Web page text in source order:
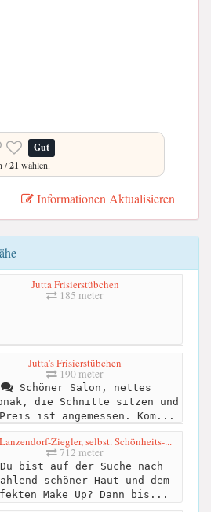
Gut
/21 wählen.
Informationen Aktualisieren
Jutta Frisierstübchen
185 meter
Jutta's Frisierstübchen
190 meter
Schöner Salon, nettes
die Schnitte sitzen und
ist angemessen. Kom...
Ziegler, selbst. Schönheits-...
712 meter
bist auf der Suche nach
schöner Haut und dem
Make Up? Dann bis...